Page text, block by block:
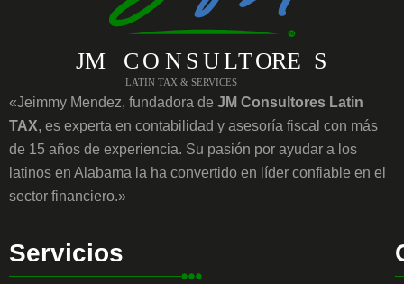
«Jeimmy Mendez, fundadora de JM Consultores Latin
TAX, es experta en contabilidad y asesoría fiscal con más
de 15 años de experiencia. Su pasión por ayudar a los
latinos en Alabama la ha convertido en líder confiable en el
sector financiero.»
Servicios